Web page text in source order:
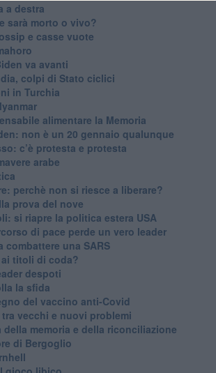
a destra
sarà morto o vivo?
e casse vuote
va avanti
colpi di Stato ciclici
in Turchia
alimentare la Memoria
non è un 20 gennaio qualunque
c’è protesta e protesta
arabe
perchè non si riesce a liberare?
prova del nove
si riapre la politica estera USA
di pace perde un vero leader
combattere una SARS
titoli di coda?
despoti
la sfida
del vaccino anti-Covid
vecchi e nuovi problemi
della memoria e della riconciliazione
di Bergoglio